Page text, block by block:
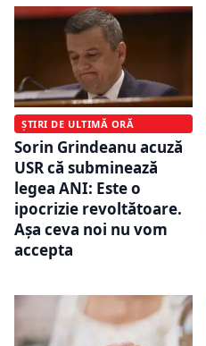
ȘTIRI DE ULTIMĂ ORĂ
Sorin Grindeanu acuză
USR că subminează
legea ANI: Este o
ipocrizie revoltătoare.
Aşa ceva noi nu vom
accepta